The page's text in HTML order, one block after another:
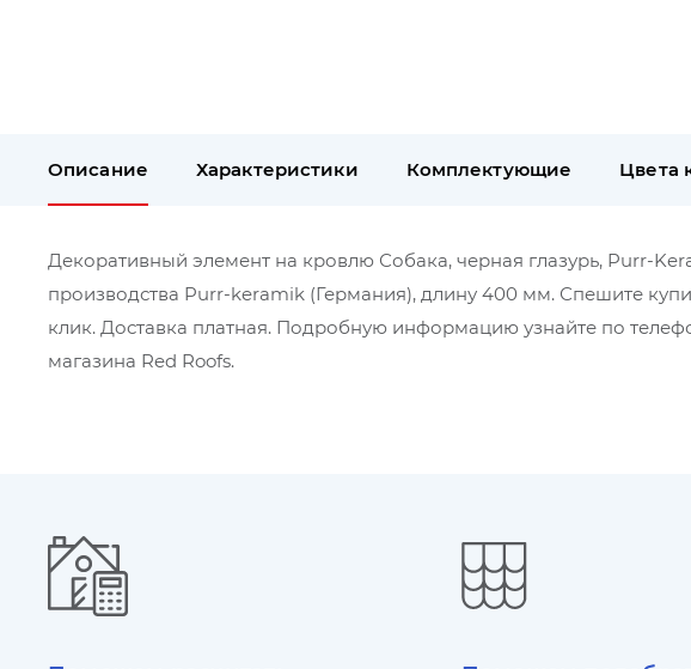
Описание Характеристики Комплектующие Цвета
Декоративный элемент на кровлю Собака, черная глазурь, Purr-
производства Purr-keramik (Германия), длину 400 мм. Спешите
клик. Доставка платная. Подробную информацию узнайте по
магазина Red Roofs.